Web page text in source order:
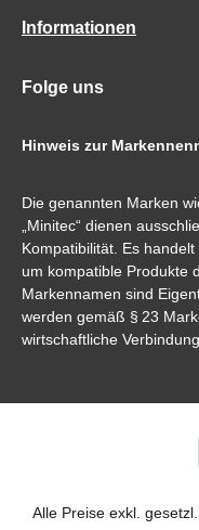
Informationen
Folge uns
Hinweis zur
Die genannten Marken
„Minitec“ dienen
Kompatibilität. Es
um kompatible Produkte
Markennamen sind
werden gemäß § 23
wirtschaftliche
Alle Preise exkl.